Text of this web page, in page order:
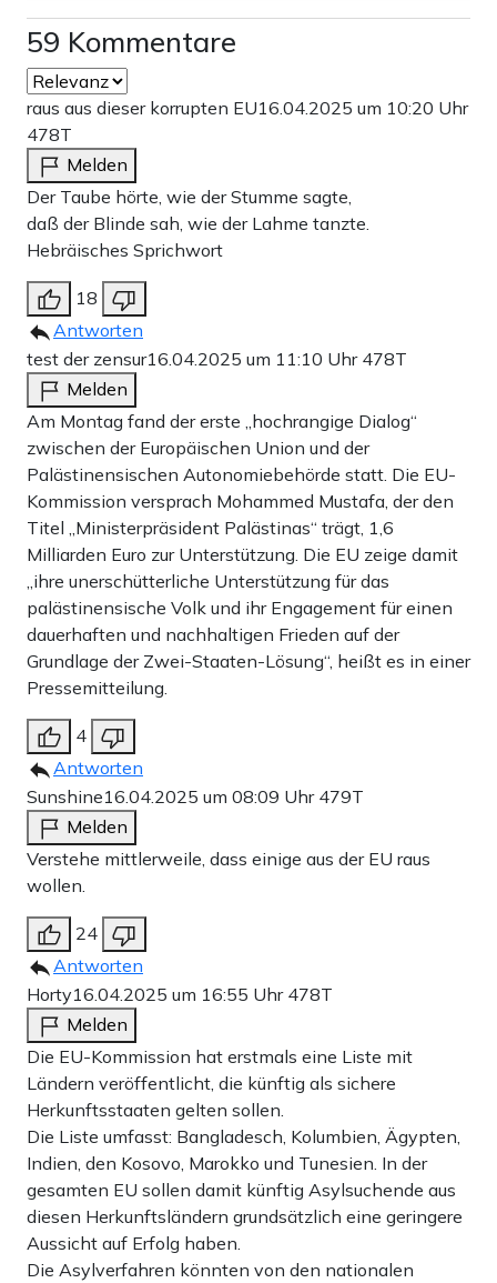
59 Kommentare
raus aus dieser korrupten EU16.04.2025 um 10:20 Uhr
478T
Melden
Der Taube hörte, wie der Stumme sagte,
daß der Blinde sah, wie der Lahme tanzte.
Hebräisches Sprichwort
18
Antworten
test der zensur16.04.2025 um 11:10 Uhr 478T
Melden
Am Montag fand der erste „hochrangige Dialog“
zwischen der Europäischen Union und der
Palästinensischen Autonomiebehörde statt. Die EU-
Kommission versprach Mohammed Mustafa, der den
Titel „Ministerpräsident Palästinas“ trägt, 1,6
Milliarden Euro zur Unterstützung. Die EU zeige damit
„ihre unerschütterliche Unterstützung für das
palästinensische Volk und ihr Engagement für einen
dauerhaften und nachhaltigen Frieden auf der
Grundlage der Zwei-Staaten-Lösung“, heißt es in einer
Pressemitteilung.
4
Antworten
Sunshine16.04.2025 um 08:09 Uhr 479T
Melden
Verstehe mittlerweile, dass einige aus der EU raus
wollen.
24
Antworten
Horty16.04.2025 um 16:55 Uhr 478T
Melden
Die EU-Kommission hat erstmals eine Liste mit
Ländern veröffentlicht, die künftig als sichere
Herkunftsstaaten gelten sollen.
Die Liste umfasst: Bangladesch, Kolumbien, Ägypten,
Indien, den Kosovo, Marokko und Tunesien. In der
gesamten EU sollen damit künftig Asylsuchende aus
diesen Herkunftsländern grundsätzlich eine geringere
Aussicht auf Erfolg haben.
Die Asylverfahren könnten von den nationalen